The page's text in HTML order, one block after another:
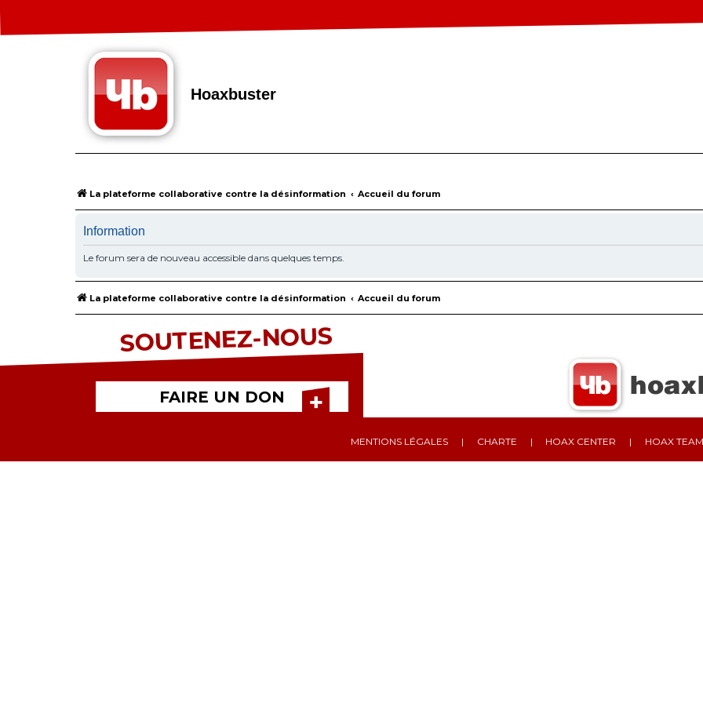
Hoaxbuster
La plateforme collaborative contre la désinformation Accueil du forum
Information
Le forum sera de nouveau accessible dans quelques temps.
La plateforme collaborative contre la désinformation Accueil du forum
SOUTENEZ-NOUS
FAIRE UN DON
MENTIONS LÉGALES CHARTE HOAX CENTER HOAX TEAM